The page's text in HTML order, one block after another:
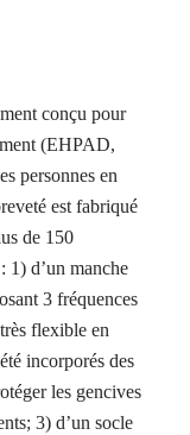
conçu pour
(EHPAD,
personnes en
est fabriqué
de 150
1) d’un manche
3 fréquences
flexible en
incorporés des
les gencives
3) d’un socle